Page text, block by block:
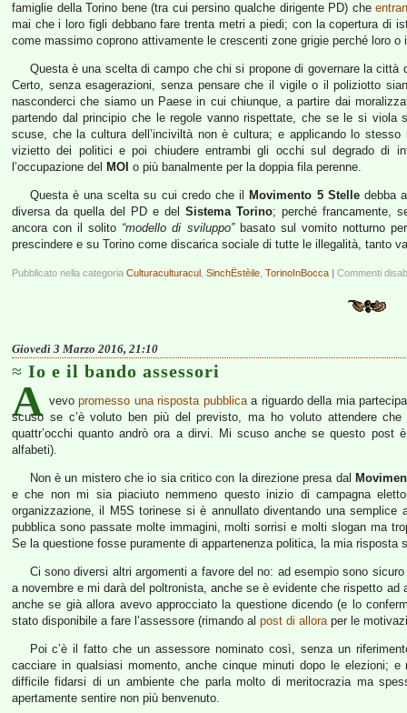
famiglie della Torino bene (tra cui persino qualche dirigente PD) che
mai che i loro figli debbano fare trenta metri a piedi; con la copertura di
come massimo coprono attivamente le crescenti zone grigie perché loro
Questa è una scelta di campo che chi si propone di governare la
Certo, senza esagerazioni, senza pensare che il vigile o il poliziotto
nasconderci che siamo un Paese in cui chiunque, a partire dai
partendo dal principio che le regole vanno rispettate, che se le si
scuse, che la cultura dell’inciviltà non è cultura; e applicando lo
vizietto dei politici e poi chiudere entrambi gli occhi sul degrado di
l’occupazione del MOI o più banalmente per la doppia fila perenne.
Questa è una scelta su cui credo che il Movimento 5 Stelledebba
diversa da quella del PD e del Sistema Torino; perché francamente,
ancora con il solito “modello di sviluppo”basato sul vomito notturno
prescindere e su Torino come discarica sociale di tutte le illegalità, tanto
Pubblicato nella categoria Culturaculturacul SinchËstèile TorinoInBocca | Commenti
Giovedì 3 Marzo 2016, 21:10
Io e il bando assessori
A vevopromesso una risposta pubblicaa riguardo della mia
scuso se c’è voluto ben più del previsto, ma ho voluto attendere
quattr’occhi quanto andrò ora a dirvi. Mi scuso anche se questo
alfabeti).
Non è un mistero che io sia critico con la direzione presa dal
e che non mi sia piaciuto nemmeno questo inizio di campagna
organizzazione, il M5S torinese si è annullato diventando una
pubblica sono passate molte immagini, molti sorrisi e molti slogan ma
Se la questione fosse puramente di appartenenza politica, la mia risposta
Ci sono diversi altri argomenti a favore del no: ad esempio sono
a novembre e mi darà del poltronista, anche se è evidente che rispetto
anche se già allora avevo approcciato la questione dicendo (e lo
stato disponibile a fare l’assessore (rimando al post di alloraper le
Poi c’è il fatto che un assessore nominato così, senza un
cacciare in qualsiasi momento, anche cinque minuti dopo le elezioni;
difficile fidarsi di un ambiente che parla molto di meritocrazia ma
apertamente sentire non più benvenuto.